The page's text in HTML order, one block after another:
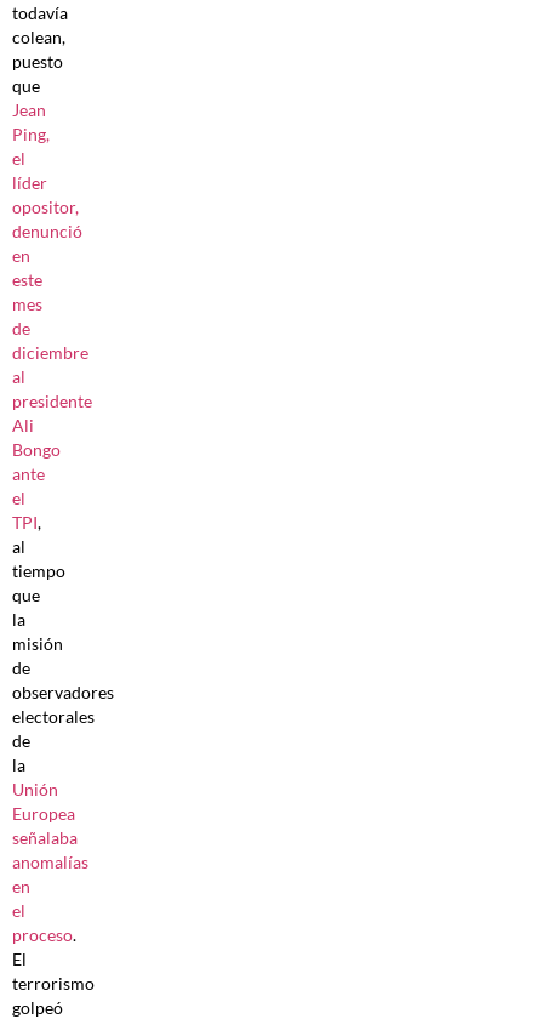
todavía
colean,
puesto
que
Jean
Ping,
el
líder
opositor,
denunció
en
este
mes
de
diciembre
al
presidente
Ali
Bongo
ante
el
TPI,
al
tiempo
que
la
misión
de
observadores
electorales
de
la
Unión
Europea
señalaba
anomalías
en
el
proceso.
El
terrorismo
golpeó